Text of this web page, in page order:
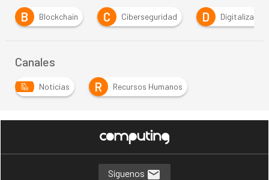
B
Blockchain C Ciberseguridad D Digitalización
Canales
Noticias R Recursos Humanos
Síguenos